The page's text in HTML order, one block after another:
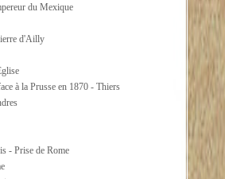
du Mexique
d'Ailly
à la Prusse en 1870 - Thiers
- Prise de Rome